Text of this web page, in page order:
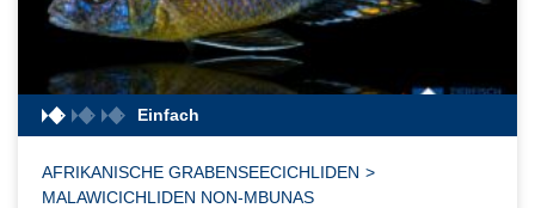
Einfach
AFRIKANISCHE GRABENSEECICHLIDEN >
MALAWICICHLIDEN NON-MBUNAS